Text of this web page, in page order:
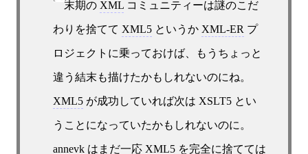
末期の XMLコミュニティーは謎のこだ
わりを捨てて XML5というか XML-ER プ
ロジェクトに乗っておけば、もうちょっと
違う結末も描けたかもしれないのにね。
XML5が成功していれば次は XSLT5 とい
うことになっていたかもしれないのに。
annevkはまだ一応 XML5を完全に捨てては